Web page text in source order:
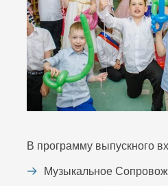
В программу выпускного
Музыкальное